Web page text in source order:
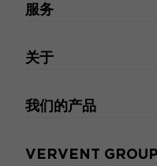
服务
关于
我们的产品
VERVENT GROUP